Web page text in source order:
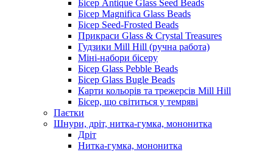
Бісер Antique Glass Seed Beads
Бісер Magnifica Glass Beads
Бісер Seed-Frosted Beads
Прикраси Glass & Crystal Treasures
Гудзики Mill Hill (ручна работа)
Міні-набори бісеру
Бісер Glass Pebble Beads
Бісер Glass Bugle Beads
Карти кольорів та трежерсів Mill Hill
Бісер, що світиться у темряві
Паєтки
Шнури, дріт, нитка-гумка, мононитка
Дріт
Нитка-гумка, мононитка